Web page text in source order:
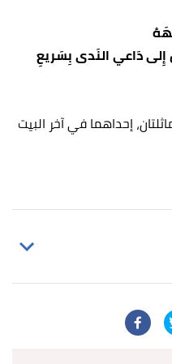
دَاعي النَدى بِسَريعِ
إحداهما في آخر البيت
والبيان والبديع